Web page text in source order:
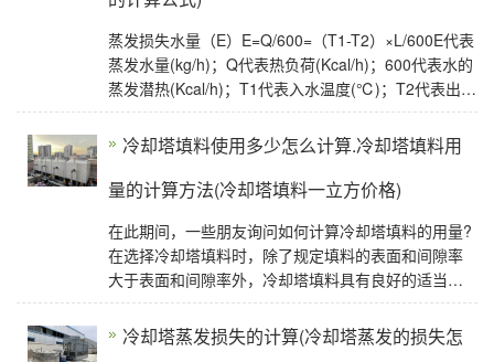
蒸发损失水量（E）E=Q/600=（T1-T2）×L/600E代表
蒸发水量(kg/h)；Q代表热负荷(Kcal/h)；600代表水的
蒸发潜热(Kcal/h)；T1代表入水温度(℃)；T2代表出水
温度(℃)；L代表循环水量(kg/
冷却塔填料使用多少怎么计算.冷却塔填料用
量的计算方法(冷却塔填料一立方价格)
在此期间，一些朋友询问如何计算冷却塔填料的用量?
在选择冷却塔填料时，除了规定填料的表面和间隙率
大于表面和间隙率外，冷却塔填料具有良好的适当性
能和足够的冲击韧性.还要求单位体积填料质量轻，成
本 冷却塔蒸发损失的计算(冷却塔蒸发的损失怎